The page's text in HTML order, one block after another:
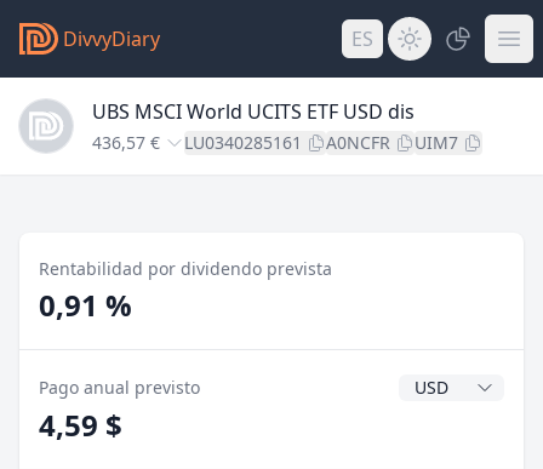
DivvyDiary ES
UBS MSCI World UCITS ETF USD dis
436,57 € LU0340285161 A0NCFR UIM7
Rentabilidad por dividendo prevista
0,91 %
Pago anual previsto Divisa del
4,59 $